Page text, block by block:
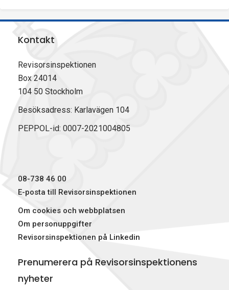
Kontakt
Revisorsinspektionen
Box 24014
104 50 Stockholm
Besöksadress: Karlavägen 104
PEPPOL-id: 0007-2021004805
08-738 46 00
E-posta till Revisorsinspektionen
Om cookies och webbplatsen
Om personuppgifter
Revisorsinspektionen på Linkedin
Prenumerera på Revisorsinspektionens
nyheter